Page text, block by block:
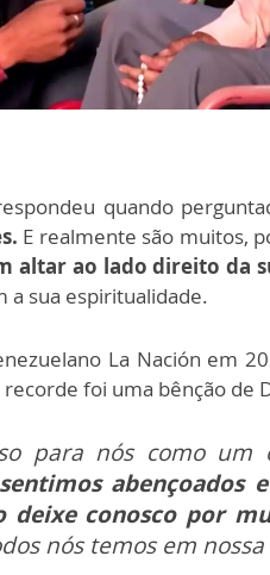
quando
E realmente são muitos,
altar ao lado direito da
a sua espiritualidade.
La Nación em
recorde foi uma bênção de
para nós como um
abençoados
deixe conosco por
nós temos em